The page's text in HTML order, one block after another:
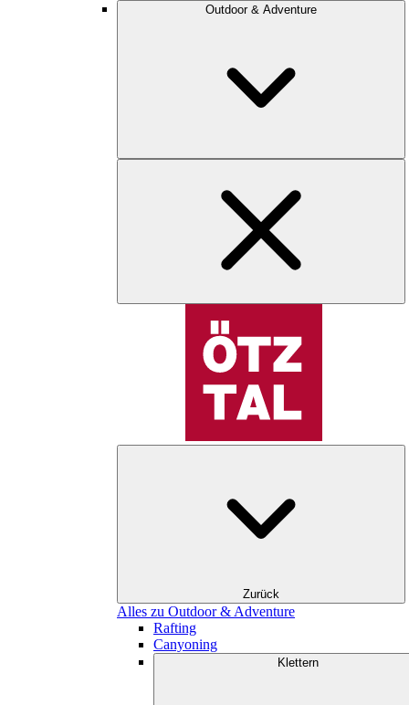
Outdoor & Adventure
Zurück
Alles zu Outdoor & Adventure
Rafting
Canyoning
Klettern